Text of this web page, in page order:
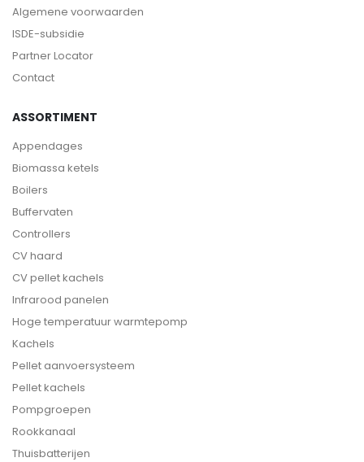
Algemene voorwaarden
ISDE-subsidie
Partner Locator
Contact
ASSORTIMENT
Appendages
Biomassa ketels
Boilers
Buffervaten
Controllers
CV haard
CV pellet kachels
Infrarood panelen
Hoge temperatuur warmtepomp
Kachels
Pellet aanvoersysteem
Pellet kachels
Pompgroepen
Rookkanaal
Thuisbatterijen